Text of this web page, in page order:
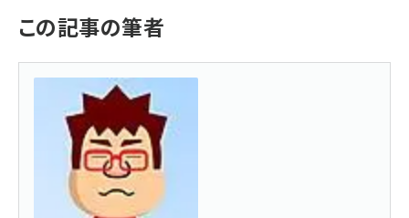
この記事の筆者